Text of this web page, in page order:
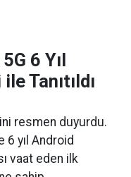
6 Yıl
Tanıtıldı
resmen duyurdu.
6 yıl Android
vaat eden ilk